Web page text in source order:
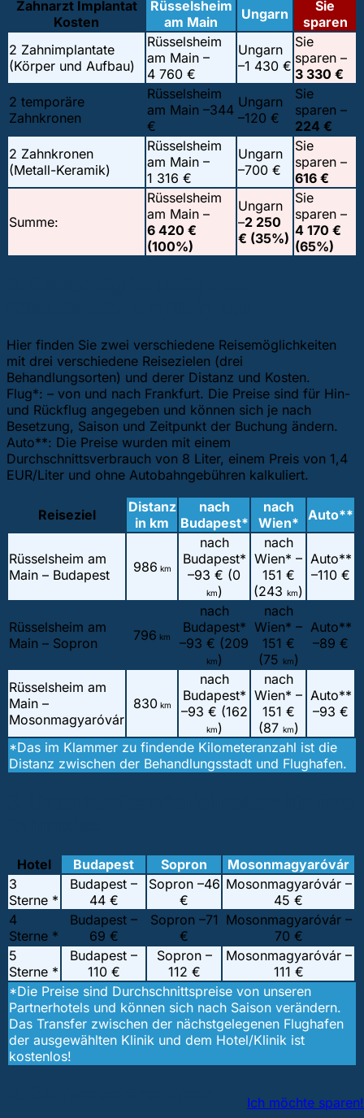
Zahnarzt Implantat
Kosten
Rüsselsheim
am Main
Ungarn
Sie
sparen
2 Zahnimplantate
(Körper und Aufbau)
Rüsselsheim
am Main –
4 760 €
Ungarn
–1 430 €
Sie
sparen –
3 330 €
2 temporäre
Zahnkronen
Rüsselsheim
am Main –344
€
Ungarn
–120 €
Sie
sparen –
224 €
2 Zahnkronen
(Metall-Keramik)
Rüsselsheim
am Main –
1 316 €
Ungarn
–700 €
Sie
sparen –
616 €
Summe:
Rüsselsheim
am Main –
6 420 €
(100%)
Ungarn
–2 250
€ (35%)
Sie
sparen –
4 170 €
(65%)
Hier finden Sie zwei verschiedene Reisemöglichkeiten
mit drei verschiedene Reisezielen (drei
Behandlungsorten) und derer Distanz und Kosten.
Flug*: – von und nach Frankfurt. Die Preise sind für Hin-
und Rückflug angegeben und können sich je nach
Besetzung, Saison und Zeitpunkt der Buchung ändern.
Auto**: Die Preise wurden mit einem
Durchschnittsverbrauch von 8 Liter, einem Preis von 1,4
EUR/Liter und ohne Autobahngebühren kalkuliert.
Reiseziel
Distanz
in km
nach
Budapest*
nach
Wien* Auto**
Rüsselsheim am
Main – Budapest
986 km
nach
Budapest*
–93 € (0
km)
nach
Wien* –
151 €
(243 km)
Auto**
–110 €
Rüsselsheim am
Main – Sopron
796 km
nach
Budapest*
–93 € (209
km)
nach
Wien* –
151 €
(75 km)
Auto**
–89 €
Rüsselsheim am
Main –
Mosonmagyaróvár
830km
nach
Budapest*
–93 € (162
km)
nach
Wien* –
151 €
(87 km)
Auto**
–93 €
*Das im Klammer zu findende Kilometeranzahl ist die
Distanz zwischen der Behandlungsstadt und Flughafen.
Hotel Budapest Sopron
Mosonmagyaróvár
3
Sterne *
Budapest –
44 €
Sopron –46
€
Mosonmagyaróvár –
45 €
4
Sterne *
Budapest –
69 €
Sopron –71
€
Mosonmagyaróvár –
70 €
5
Sterne *
Budapest –
110 €
Sopron –
112 €
Mosonmagyaróvár –
111 €
*Die Preise sind Durchschnittspreise von unseren
Partnerhotels und können sich nach Saison verändern.
Das Transfer zwischen der nächstgelegenen Flughafen
der ausgewählten Klinik und dem Hotel/Klinik ist
kostenlos!
Ich möchte sparen!